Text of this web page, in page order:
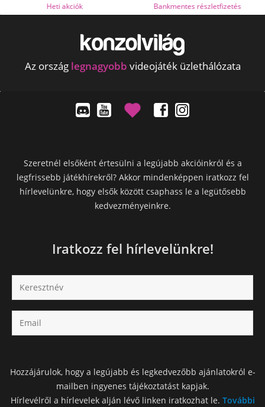
Bankmentes részletfizetés OTP Online Áruhitel
Az ország legnagyobb videojáték üzlethálózata
Szeretnél elsőként értesülni a legújabb akcióinkról és a
legfrissebb játékhírekről? Akkor mindenképpen iratkozz fel
hírlevelünkre, hogy elsők között csaphass le a legütősebb
kedvezményeinkre.
Iratkozz fel hírlevelünkre!
Hozzájárulok, hogy a legújabb és legkedvezőbb ajánlatokról e-
mailben ingyenes tájékoztatást kapjak.
Hírlevélről a hírlevelek alján lévő linken iratkozhat le. További